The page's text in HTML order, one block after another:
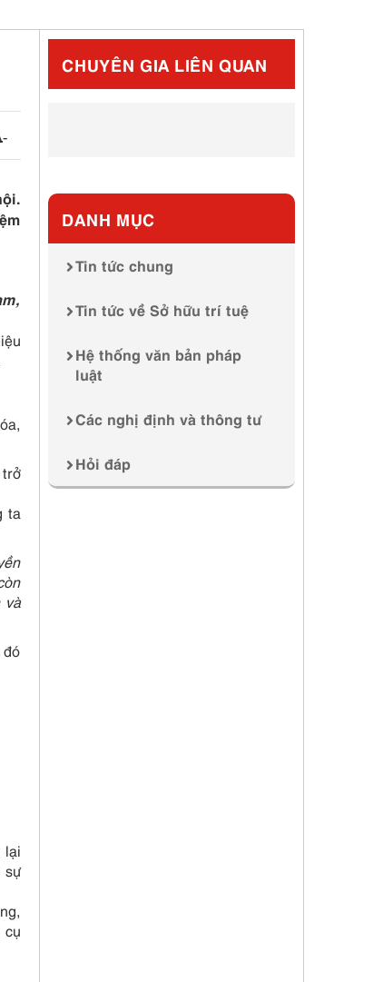
-
ta
và
lại
sự
cụ
CHUYÊN GIA LIÊN QUAN
DANH MỤC
Tin tức chung
Tin tức về Sở hữu trí tuệ
Hệ thống văn bản pháp
luật
Các nghị định và thông tư
Hỏi đáp